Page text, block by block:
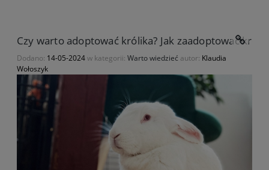
Czy warto adoptować królika? Jak zaadoptować
Dodano: 14-05-2024w kategorii: Warto wiedzieć autor: Klaudia
Wołoszyk